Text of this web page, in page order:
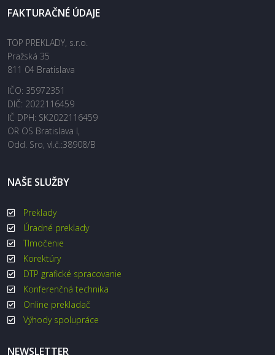
FAKTURAČNÉ ÚDAJE
TOP PREKLADY, s.r.o.
Pražská 35
811 04 Bratislava
IČO: 35972351
DIČ: 2022116459
IČ DPH: SK2022116459
OR OS Bratislava I,
Odd. Sro, vl.č.:38908/B
NAŠE SLUŽBY
Preklady
Úradné preklady
Tlmočenie
Korektúry
DTP grafické spracovanie
Konferenčná technika
Online prekladač
Výhody spolupráce
NEWSLETTER